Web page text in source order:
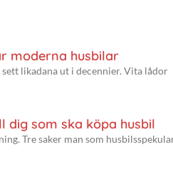
moderna husbilar
likadana ut i decennier. Vita lådor
dig som ska köpa husbil
Tre saker man som